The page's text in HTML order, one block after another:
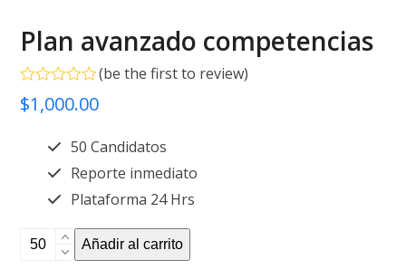
Plan avanzado competencias
Valorado
en
(be the first to review)
$1,000.00
50 Candidatos
Reporte inmediato
Plataforma 24 Hrs
Plan
avanzado
Añadir al carrito